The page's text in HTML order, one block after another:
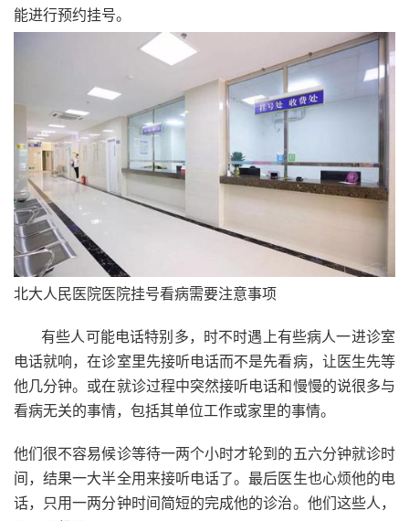
能进行预约挂号。
北大人民医院医院挂号看病需要注意事项
有些人可能电话特别多，时不时遇上有些病人一进诊室
电话就响，在诊室里先接听电话而不是先看病，让医生先等
他几分钟。或在就诊过程中突然接听电话和慢慢的说很多与
看病无关的事情，包括其单位工作或家里的事情。
他们很不容易候诊等待一两个小时才轮到的五六分钟就诊时
间，结果一大半全用来接听电话了。最后医生也心烦他的电
话，只用一两分钟时间简短的完成他的诊治。他们这些人，